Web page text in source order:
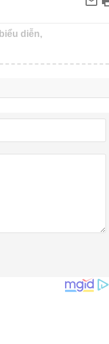
diễn,